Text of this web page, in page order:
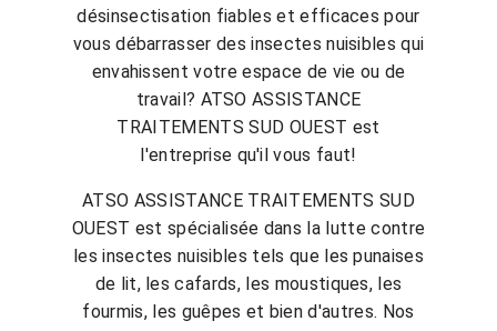
désinsectisation fiables et efficaces pour
vous débarrasser des insectes nuisibles qui
envahissent votre espace de vie ou de
travail? ATSO ASSISTANCE
TRAITEMENTS SUD OUEST est
l'entreprise qu'il vous faut!
ATSO ASSISTANCE TRAITEMENTS SUD
OUEST est spécialisée dans la lutte contre
les insectes nuisibles tels que les punaises
de lit, les cafards, les moustiques, les
fourmis, les guêpes et bien d'autres. Nos